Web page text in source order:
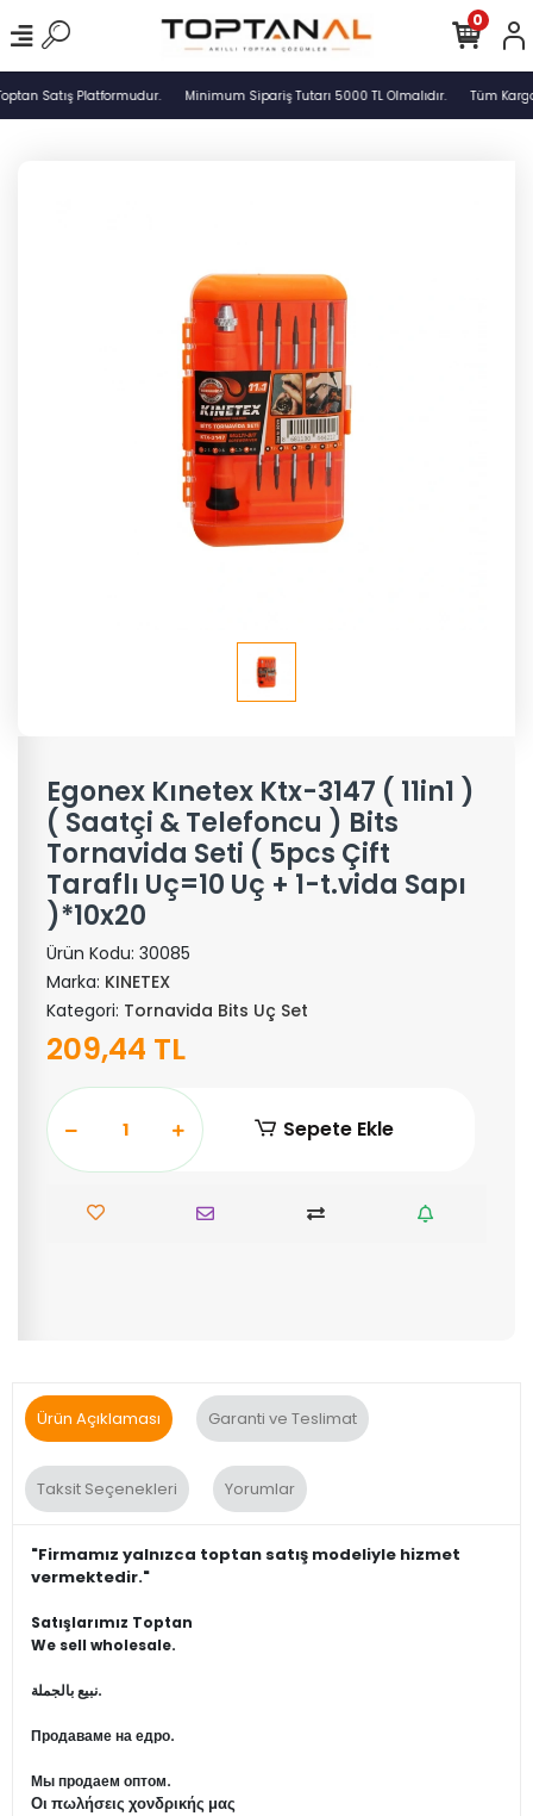
Satış Platformudur. Minimum Sipariş Tutarı 5000 TL Olmalıdır. Tüm
0
Egonex Kınetex Ktx-3147 ( 11in1 )
( Saatçi & Telefoncu ) Bits
Tornavida Seti ( 5pcs Çift
Taraflı Uç=10 Uç + 1-t.vida Sapı
)*10x20
Ürün Kodu: 30085
Marka: KINETEX
Kategori: Tornavida Bits Uç Set
209,44 TL
Sepete Ekle
Ürün Açıklaması Garanti ve Teslimat
Taksit Seçenekleri Yorumlar
"Firmamız yalnızca toptan satış modeliyle hizmet
vermektedir."
Satışlarımız Toptan
We sell wholesale.
نبيع بالجملة.
Продаваме на едро.
Мы продаем оптом.
Οι πωλήσεις χονδρικής μας